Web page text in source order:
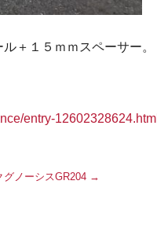
＋１５ｍｍスペーサー。
entry-12602328624.html
ノーシスGR204 →